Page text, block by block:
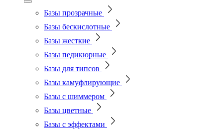
Базы прозрачные
Базы бескислотные
Базы жесткие
Базы педикюрные
Базы для типсов
Базы камуфлирующие
Базы с шиммером
Базы цветные
Базы с эффектами